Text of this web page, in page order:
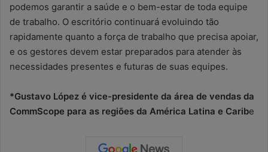
podemos garantir a saúde e o bem-estar de toda equipe
de trabalho. O escritório continuará evoluindo tão
rapidamente quanto a força de trabalho que precisa apoiar,
e os gestores devem estar preparados para atender às
necessidades presentes e futuras de suas equipes.
*Gustavo López é vice-presidente da área de vendas da
CommScope para as regiões da América Latina e Caribe